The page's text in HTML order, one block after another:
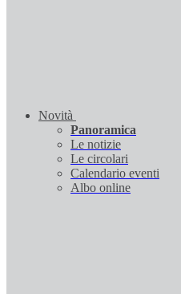
Novità
Panoramica
Le notizie
Le circolari
Calendario eventi
Albo online